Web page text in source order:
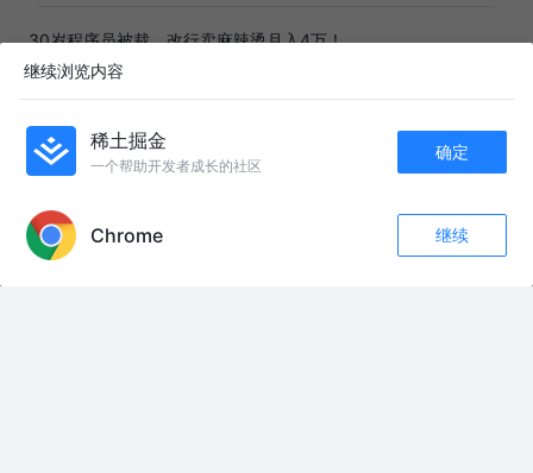
454
30岁程序员被裁，改行卖麻辣烫月入4万！
程序员云课堂
同事工资2.3w, 外企苟了8年, 今年35岁, 本来准备被裁开始面试,
结果一直裁不到,最近拿了阿里offer,涨薪30%
品代码人生 2年前 1.1k
2023年终总结：年终被砍、降薪、被拒，用我今年的经历给你几
个忠告
旧梦呀
继续浏览内容
稀土掘金
一个帮助开发者成长的社区
确定
Chrome 继续